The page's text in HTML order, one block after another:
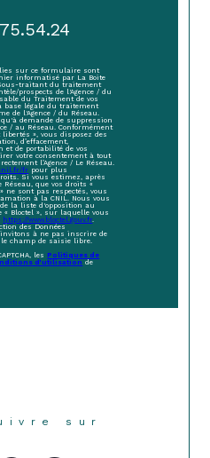
sur ce formulaire sont
informatisé par La Boite
traitant du traitement
prospects de l'Agence / du
du Traitement de vos
base légale du traitement
de l'Agence / du Réseau.
demande de suppression
/ au Réseau. Conformément
», vous disposez des
d’effacement,
et de portabilité de vos
votre consentement à tout
l’Agence / Le Réseau.
fr pour plus
Si vous estimez, après
Réseau, que vos droits «
ne sont pas respectés, vous
à la CNIL. Nous vous
la liste d'opposition au
« Bloctel », sur laquelle vous
https://www.bloctel.gouv.fr.
des Données
à ne pas inscrire de
champ de saisie libre.
lesPolitiques de
d'utilisationde
sur